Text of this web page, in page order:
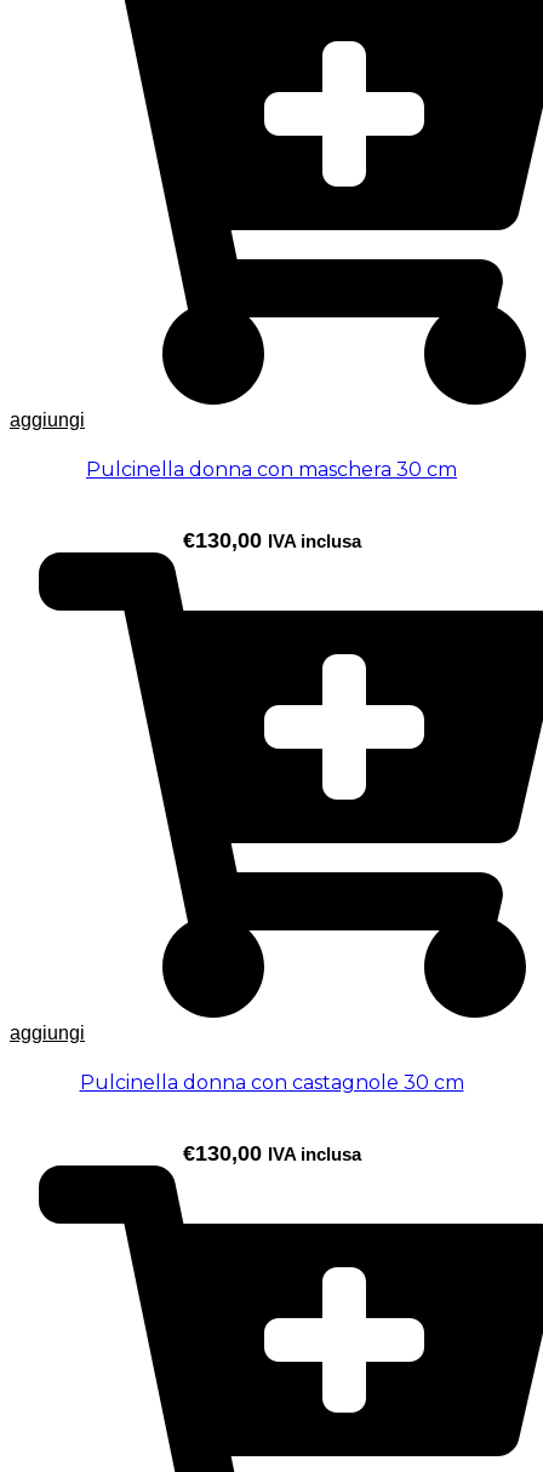
aggiungi
Pulcinella donna con maschera 30 cm
€130,00 IVA inclusa
aggiungi
Pulcinella donna con castagnole 30 cm
€130,00 IVA inclusa